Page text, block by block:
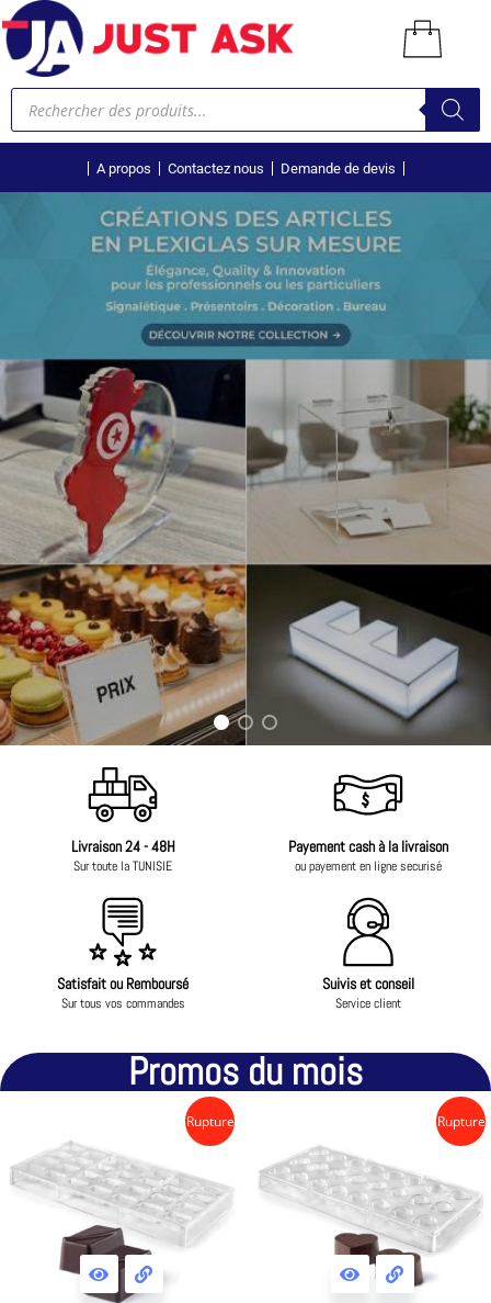
A propos Contactez nous Demande de devis
Livraison 24 - 48H
Sur toute la TUNISIE
Payement cash à la livraison
ou payement en ligne securisé
Satisfait ou Remboursé
Sur tous vos commandes
Suivis et conseil
Service client
Promos du mois
Rupture Rupture